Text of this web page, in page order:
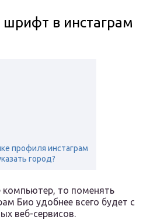
в инстаграм
профиля инстаграм
город?
компьютер, то поменять
Био удобнее всего будет с
веб-сервисов.